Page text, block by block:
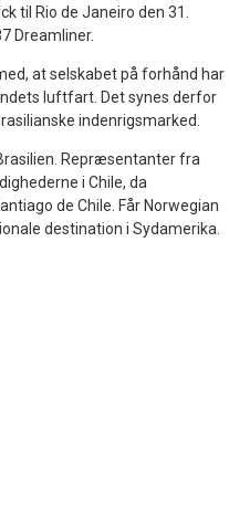
til Rio de Janeiro den 31.
Dreamliner.
at selskabet på forhånd har
luftfart. Det synes derfor
indenrigsmarked.
Repræsentanter fra
i Chile, da
de Chile. Får Norwegian
destination i Sydamerika.